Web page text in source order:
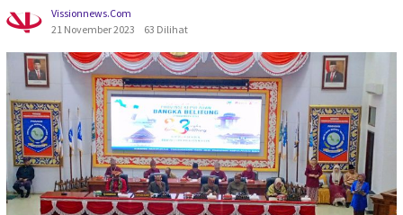
Vissionnews.com
21 November 2023
63 Dilihat